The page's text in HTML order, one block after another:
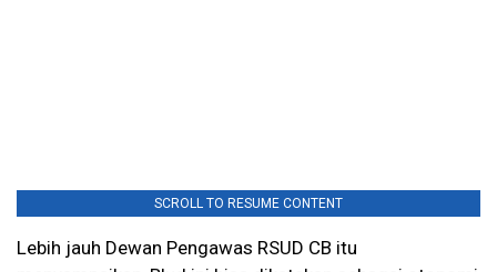
SCROLL TO RESUME CONTENT
Lebih jauh Dewan Pengawas RSUD CB itu